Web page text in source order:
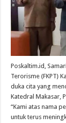
Poskaltim.id,
Terorisme (FKPT)
duka cita yang
Katedral Makasar,
“Kami atas nama
untuk terus